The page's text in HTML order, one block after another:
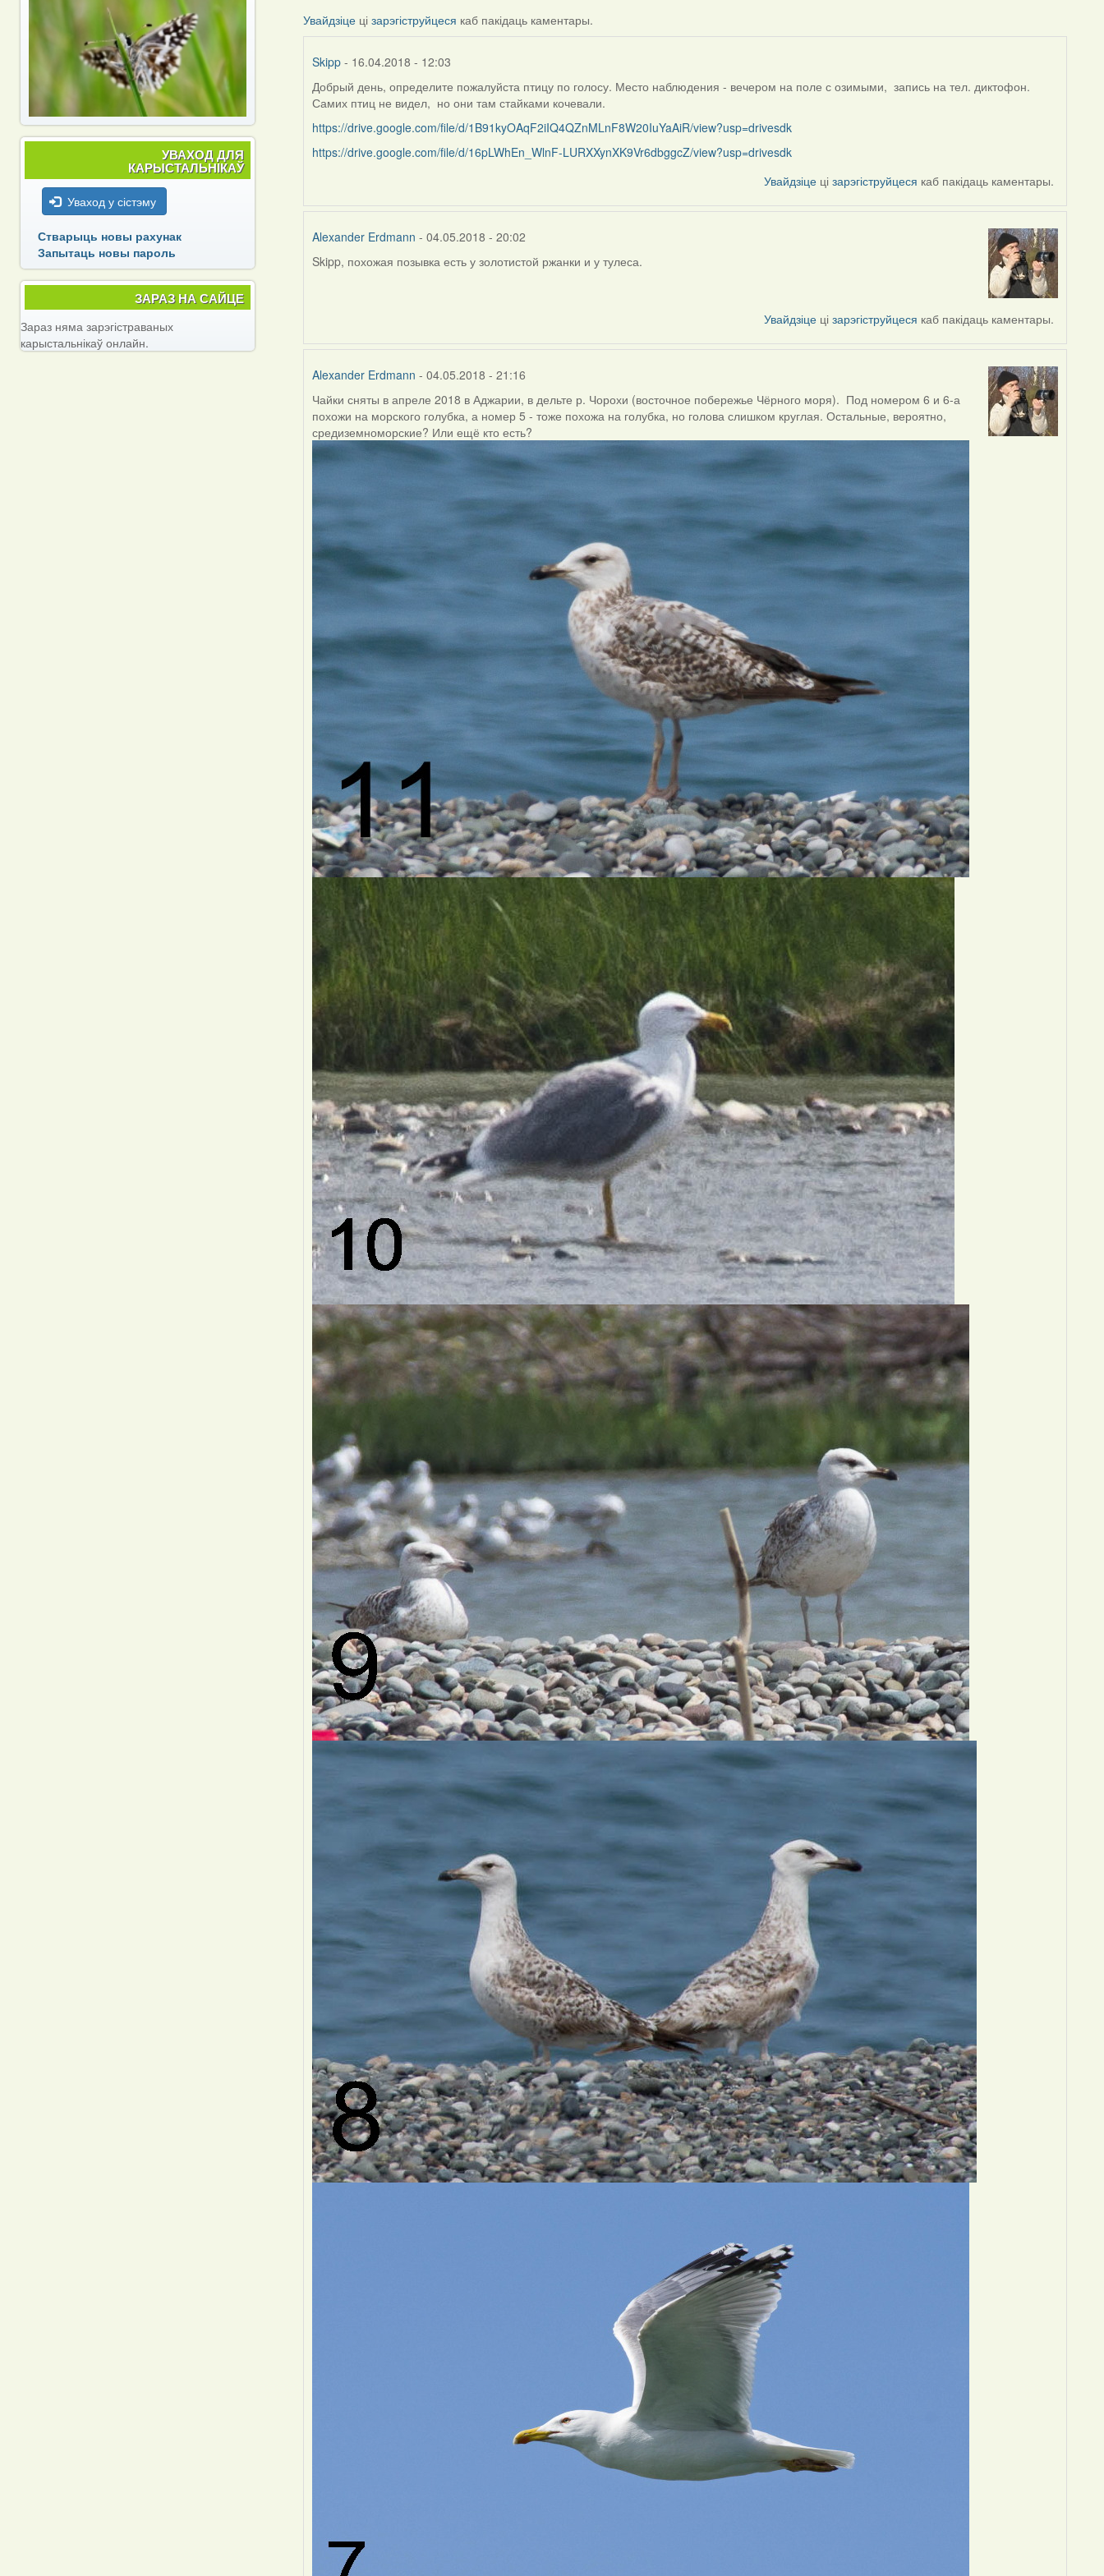
Увайдзіце цізарэгіструйцеся каб пакідаць каментары.
Skipp - 16.04.2018 - 12:03
Добрый день, определите пожалуйста птицу по голосу. Место наблюдения - вечером на поле с озимыми, запись на тел. диктофон.
Самих птиц не видел, но они там стайками кочевали.
https://drive.google.com/file/d/1B91kyOAqF2iIQ4QZnMLnF8W20IuYaAiR/view?usp=drivesdk
https://drive.google.com/file/d/16pLWhEn_WlnF-LURXXynXK9Vr6dbggcZ/view?usp=drivesdk
Увайдзіце цізарэгіструйцеся каб пакідаць каментары.
Alexander Erdmann - 04.05.2018 - 20:02
In
Skipp, похожая позывка есть у золотистой ржанки и у тулеса.
Увайдзіце цізарэгіструйцеся каб пакідаць каментары.
Alexander Erdmann - 04.05.2018 - 21:16
Чайки сняты в апреле 2018 в Аджарии, в дельте р. Чорохи (восточное побережье Чёрного моря). Под номером 6 и 6-а
похожи на морского голубка, а номер 5 - тоже похожа на голубка, но голова слишком круглая. Остальные, вероятно,
средиземноморские? Или ещё кто есть?
УВАХОД ДЛЯ
КАРЫСТАЛЬНІКАЎ
Уваход у сістэму
Стварыць новы рахунак
Запытаць новы пароль
ЗАРАЗ НА САЙЦЕ
Зараз няма зарэгістраваных
карыстальнікаў онлайн.